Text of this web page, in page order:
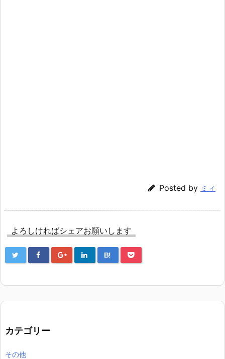
Posted by ミィ
よろしければシェアお願いします
B!
カテゴリー
その他